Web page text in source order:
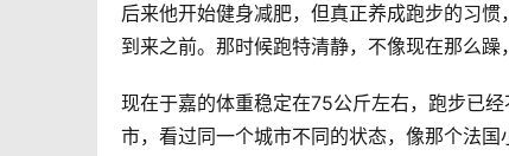
后来他开始健身减肥，但真正养成跑步的习
到来之前。那时候跑特清静，不像现在那么躁
现在于嘉的体重稳定在75公斤左右，跑步已
市，看过同一个城市不同的状态，像那个法